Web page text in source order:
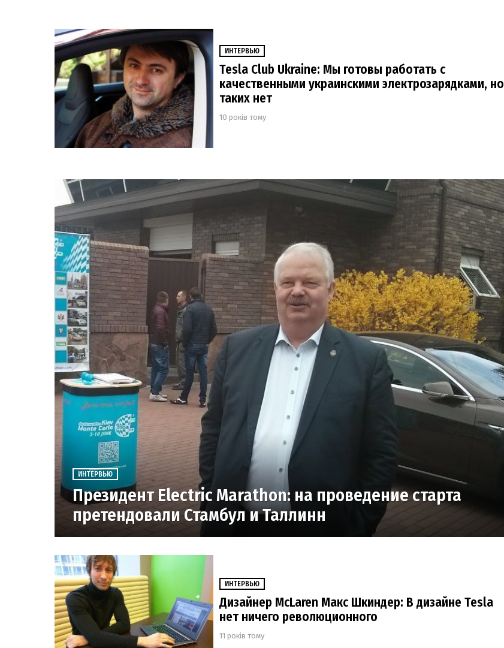
ИНТЕРВЬЮ
Tesla Club Ukraine: Мы готовы работать с
качественными украинскими электрозарядками, но
таких нет
10 років тому
ИНТЕРВЬЮ
Президент Electric Marathon: на проведение старта
претендовали Стамбул и Таллинн
ИНТЕРВЬЮ
Дизайнер McLaren Макс Шкиндер: В дизайне Tesla
нет ничего революционного
11 років тому